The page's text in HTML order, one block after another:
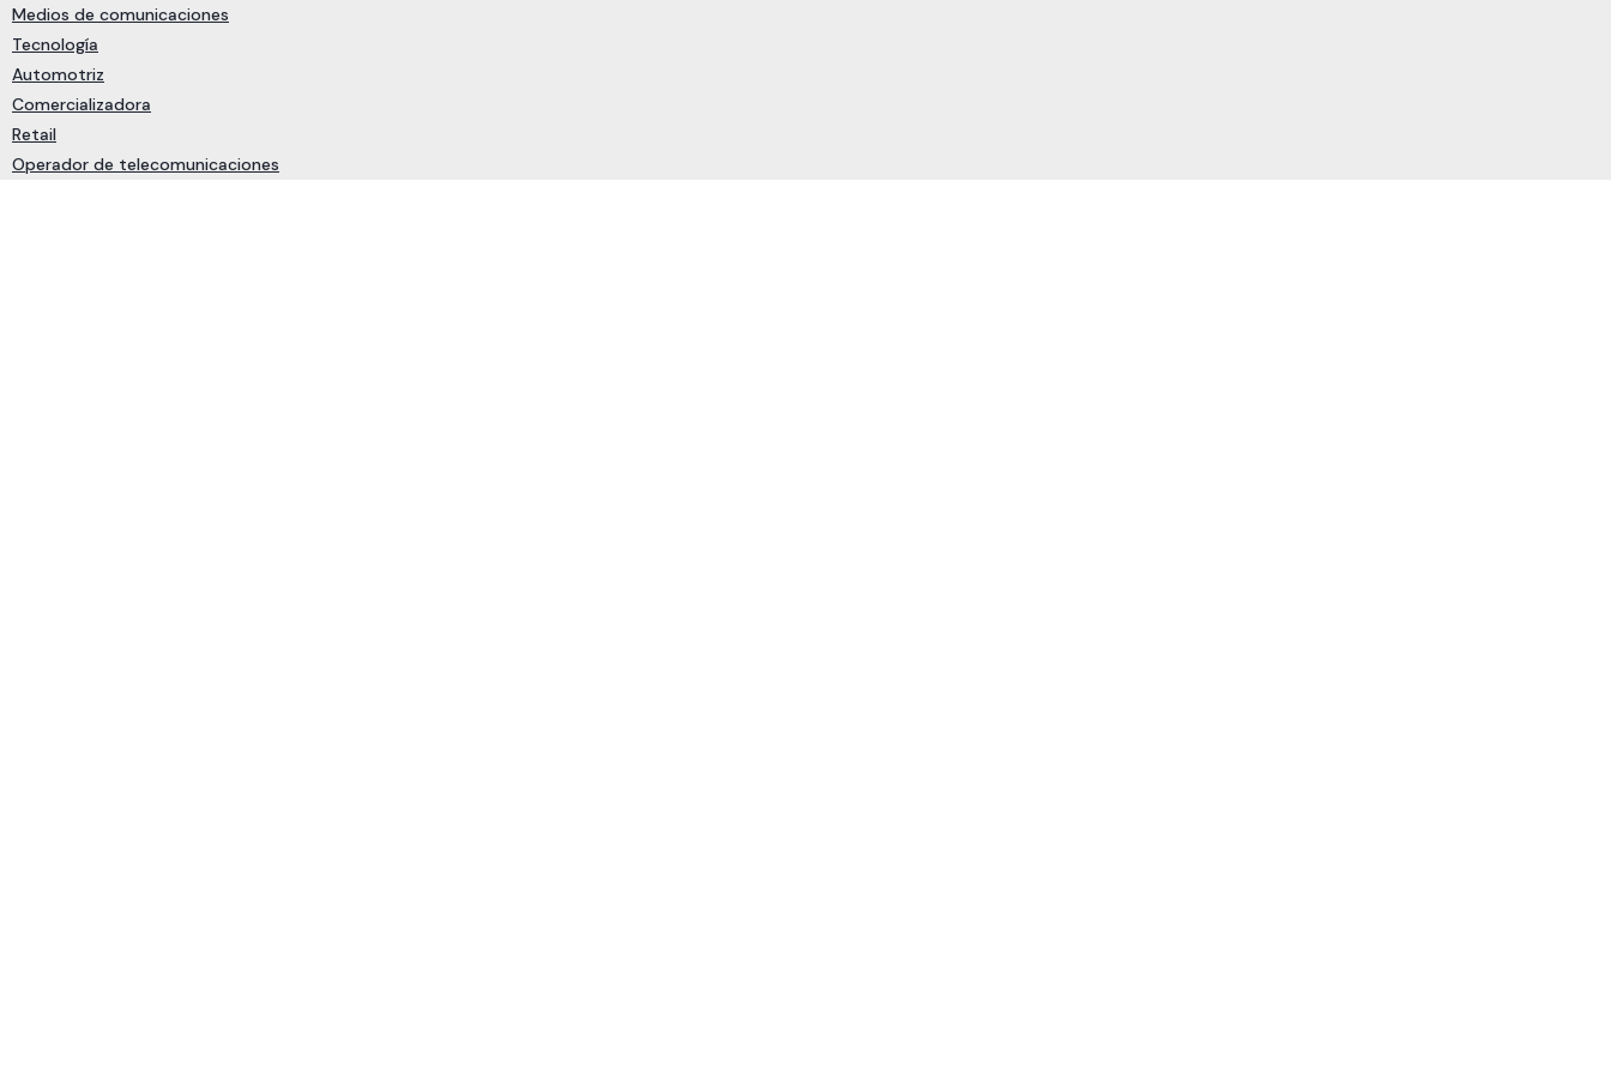
Medios de comunicaciones
Tecnología
Automotriz
Comercializadora
Retail
Operador de telecomunicaciones